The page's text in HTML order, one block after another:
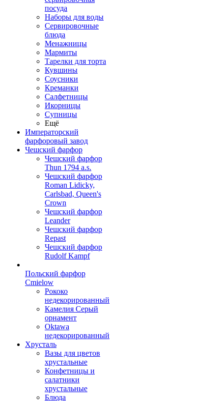
посуда
Наборы для воды
Сервировочные
блюда
Менажницы
Мармиты
Тарелки для торта
Кувшины
Соусники
Креманки
Салфетницы
Икорницы
Супницы
Ещё
Императорский
фарфоровый завод
Чешский фарфор
Чешский фарфор
Thun 1794 a.s.
Чешский фарфор
Roman Lidicky,
Carlsbad, Queen's
Crown
Чешский фарфор
Leander
Чешский фарфор
Repast
Чешский фарфор
Rudolf Kampf
Польский фарфор
Сmielow
Рококо
недекорированный
Камелия Серый
орнамент
Oktawa
недекорированный
Хрусталь
Вазы для цветов
хрустальные
Конфетницы и
салатники
хрустальные
Блюда